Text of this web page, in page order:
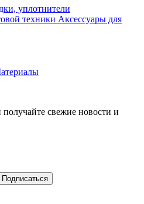
уплотнители
Аксессуары для
свежие новости и